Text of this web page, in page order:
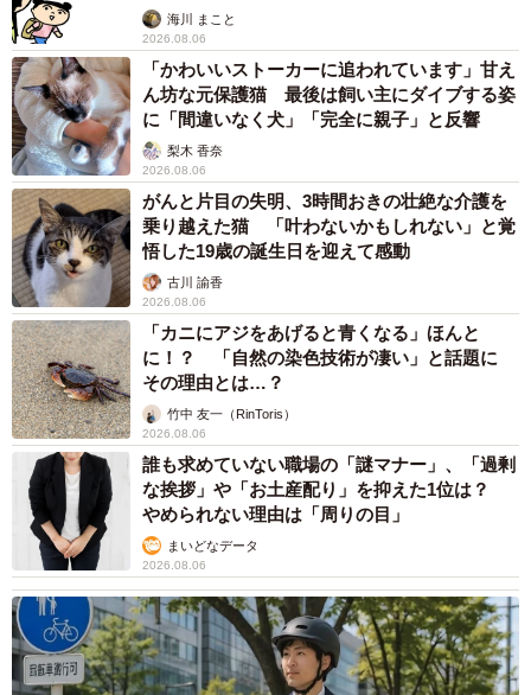
海川 まこと
2026.08.06
「かわいいストーカーに追われています」甘え
ん坊な元保護猫 最後は飼い主にダイブする姿
に「間違いなく犬」「完全に親子」と反響
梨木 香奈
2026.08.06
がんと片目の失明、3時間おきの壮絶な介護を
乗り越えた猫 「叶わないかもしれない」と覚
悟した19歳の誕生日を迎えて感動
古川 諭香
2026.08.06
「カニにアジをあげると青くなる」ほんと
に！？ 「自然の染色技術が凄い」と話題に
その理由とは…？
竹中 友一（RinToris）
2026.08.06
誰も求めていない職場の「謎マナー」、「過剰
な挨拶」や「お土産配り」を抑えた1位は？
やめられない理由は「周りの目」
まいどなデータ
2026.08.06